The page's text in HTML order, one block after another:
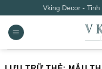
qua
nội
dung
Vking Decor -